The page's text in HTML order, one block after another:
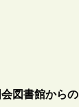
図書館からの